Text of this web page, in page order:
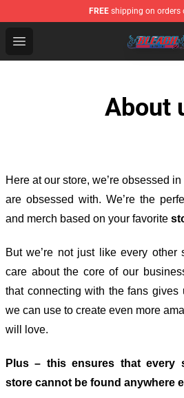
FREE shipping on orders
Open menu
Bleach Store - Official Bleach
About
Here at our store, we’re obsessed
are obsessed with. We’re the
and merch based on your favorite
But we’re not just like every other
care about the core of our
that connecting with the fans gives
we can use to create even more
will love.
Plus – this ensures that every
store cannot be found anywhere